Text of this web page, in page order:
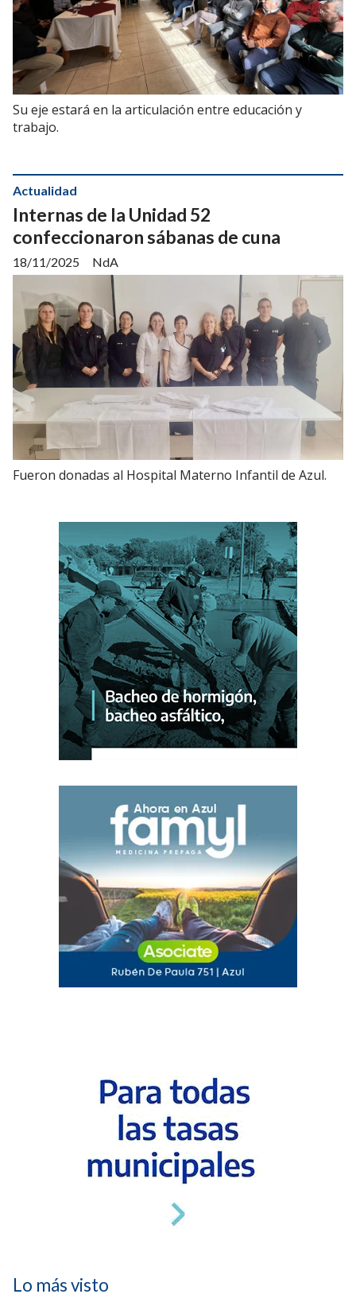
Su eje estará en la articulación entre educación y
trabajo.
Internas de la Unidad 52
confeccionaron sábanas de cuna
NdA
Actualidad
18/11/2025
Fueron donadas al Hospital Materno Infantil de Azul.
Lo más visto